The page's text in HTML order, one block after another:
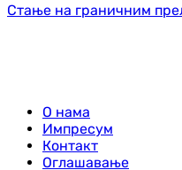
Стање на граничним
О нама
Импресум
Контакт
Оглашавање